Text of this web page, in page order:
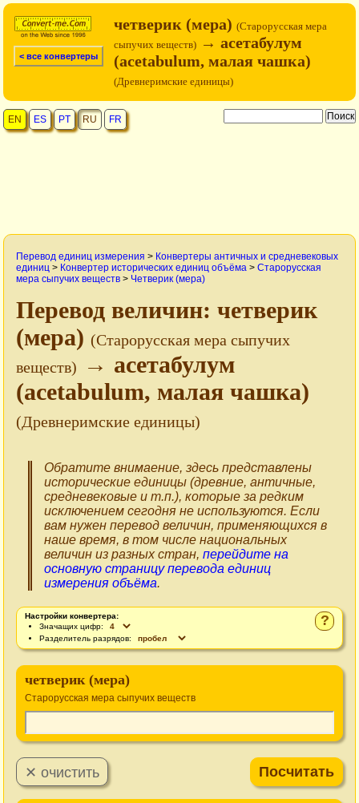
< все конвертеры
четверик (мера) (Старорусская мера
сыпучих веществ) → асетабулум
(acetabulum, малая чашка)
(Древнеримские единицы)
EN ES PT RU FR
Перевод единиц измерения > Конвертеры античных и средневековых
единиц > Конвертер исторических единиц объёма > Старорусская
мера сыпучих веществ > Четверик (мера)
Перевод величин: четверик
(мера) (Старорусская мера сыпучих
веществ)
→ асетабулум
(acetabulum, малая чашка)
(Древнеримские единицы)
Обратите внимаение, здесь представлены
исторические единицы (древние, античные,
средневековые и т.п.), которые за редким
исключением сегодня не используются. Если
вам нужен перевод величин, применяющихся в
наше время, в том числе национальных
величин из разных стран, перейдите на
основную страницу перевода единиц
измерения объёма.
?
Настройки конвертера:
Значащих цифр:
Разделитель разрядов:
четверик (мера)
Старорусская мера сыпучих веществ